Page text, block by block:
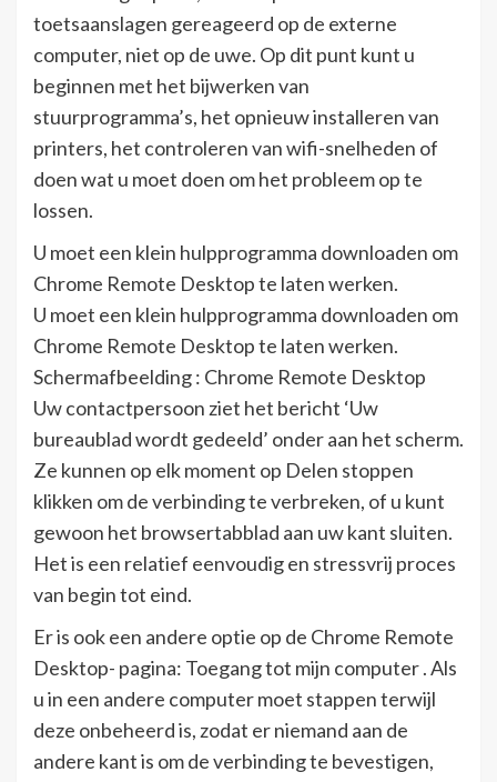
toetsaanslagen gereageerd op de externe
computer, niet op de uwe. Op dit punt kunt u
beginnen met het bijwerken van
stuurprogramma’s, het opnieuw installeren van
printers, het controleren van wifi-snelheden of
doen wat u moet doen om het probleem op te
lossen.
U moet een klein hulpprogramma downloaden om
Chrome Remote Desktop te laten werken.
U moet een klein hulpprogramma downloaden om
Chrome Remote Desktop te laten werken.
Schermafbeelding : Chrome Remote Desktop
Uw contactpersoon ziet het bericht ‘Uw
bureaublad wordt gedeeld’ onder aan het scherm.
Ze kunnen op elk moment op Delen stoppen
klikken om de verbinding te verbreken, of u kunt
gewoon het browsertabblad aan uw kant sluiten.
Het is een relatief eenvoudig en stressvrij proces
van begin tot eind.
Er is ook een andere optie op de Chrome Remote
Desktop- pagina: Toegang tot mijn computer . Als
u in een andere computer moet stappen terwijl
deze onbeheerd is, zodat er niemand aan de
andere kant is om de verbinding te bevestigen,